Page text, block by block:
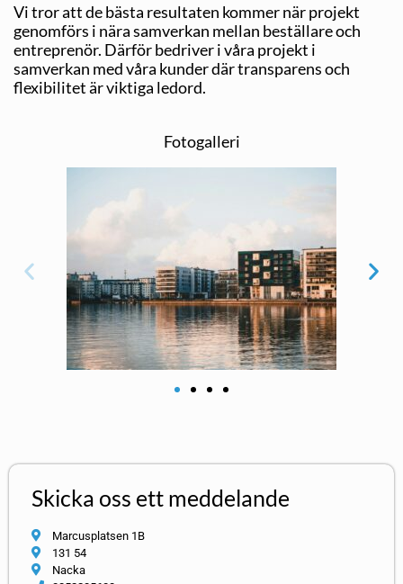
Vi tror att de bästa resultaten kommer när projekt
genomförs i nära samverkan mellan beställare och
entreprenör. Därför bedriver i våra projekt i
samverkan med våra kunder där transparens och
flexibilitet är viktiga ledord.
Fotogalleri
Skicka oss ett meddelande
Marcusplatsen 1B
131 54
Nacka